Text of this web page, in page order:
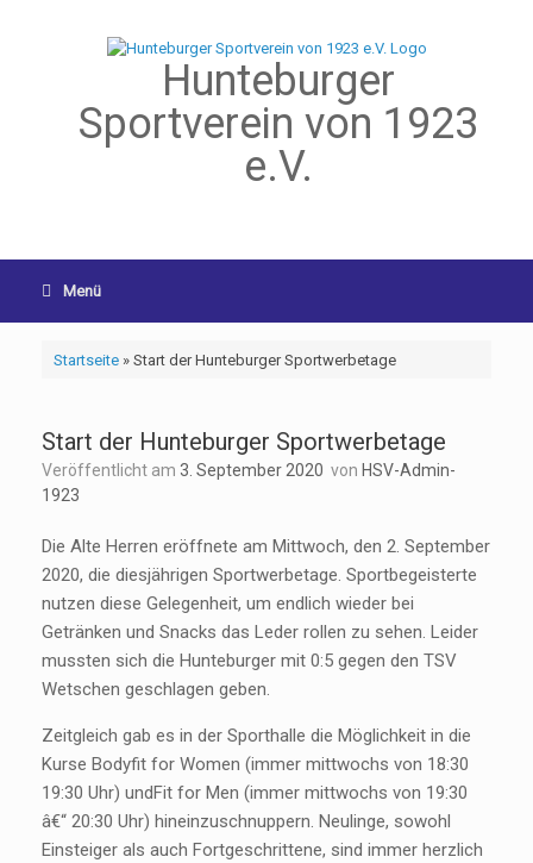
Hunteburger
Sportverein von 1923
e.V.
Menü
Startseite» Start der Hunteburger Sportwerbetage
Start der Hunteburger Sportwerbetage
Veröffentlicht am 3. September 2020 von HSV-Admin-
1923
Die Alte Herren eröffnete am Mittwoch, den 2. September
2020, die diesjährigen Sportwerbetage. Sportbegeisterte
nutzen diese Gelegenheit, um endlich wieder bei
Getränken und Snacks das Leder rollen zu sehen. Leider
mussten sich die Hunteburger mit 0:5 gegen den TSV
Wetschen geschlagen geben.
Zeitgleich gab es in der Sporthalle die Möglichkeit in die
Kurse Bodyfit for Women (immer mittwochs von 18:30
19:30 Uhr) undFit for Men (immer mittwochs von 19:30
â€“ 20:30 Uhr) hineinzuschnuppern. Neulinge, sowohl
Einsteiger als auch Fortgeschrittene, sind immer herzlich